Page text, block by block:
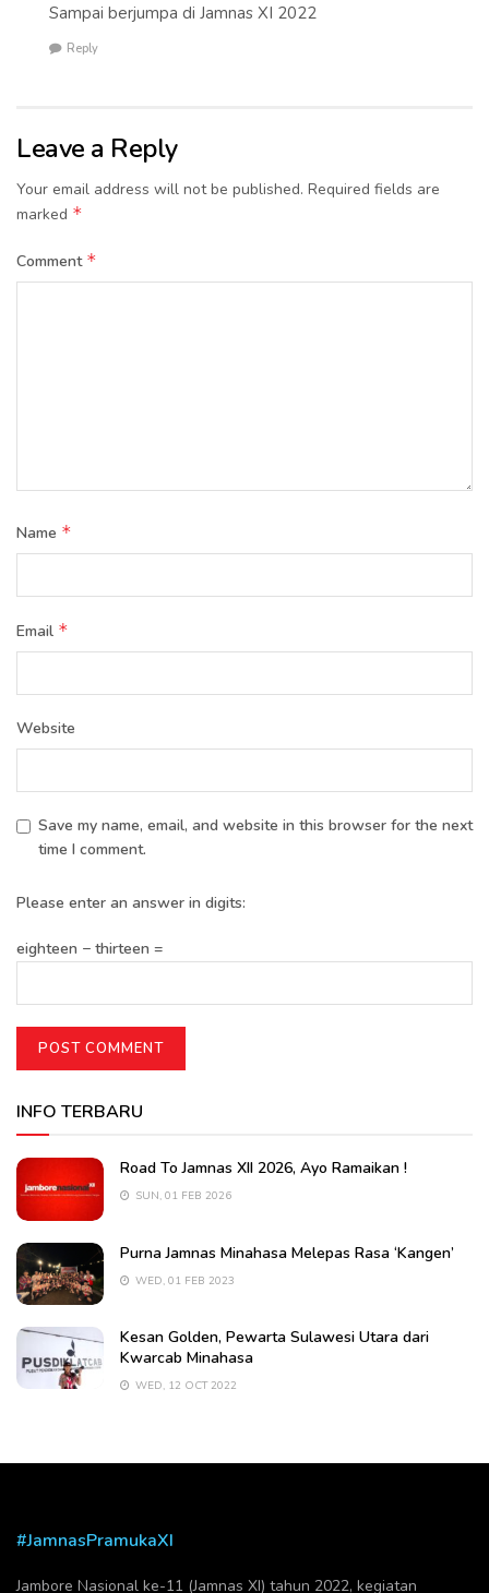
Sampai berjumpa di Jamnas XI 2022
Reply
Leave a Reply
Your email address will not be published. Required fields are
marked *
Comment *
Name *
Email *
Website
Save my name, email, and website in this browser for the next
time I comment.
Please enter an answer in digits:
eighteen − thirteen =
INFO TERBARU
Road To Jamnas XII 2026, Ayo Ramaikan !
SUN, 01 FEB 2026
Purna Jamnas Minahasa Melepas Rasa ‘Kangen’
WED, 01 FEB 2023
Kesan Golden, Pewarta Sulawesi Utara dari
Kwarcab Minahasa
WED, 12 OCT 2022
#JamnasPramukaXI
Jambore Nasional ke-11 (Jamnas XI) tahun 2022, kegiatan